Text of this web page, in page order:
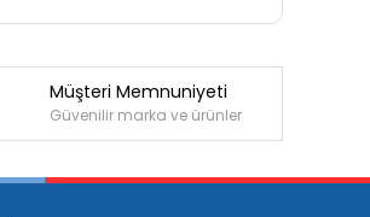
Müşteri Memnuniyeti
Güvenilir marka ve ürünler